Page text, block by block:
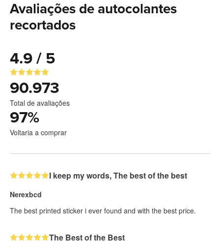
Avaliações de autocolantes
recortados
4.9 / 5
90.973
Total de avaliações
97%
Voltaria a comprar
I keep my words, The best of the best
Nerexbcd
The best printed sticker i ever found and with the best price.
The Best of the Best